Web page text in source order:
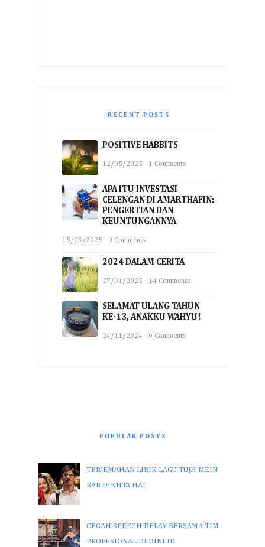
RECENT POSTS
POSITIVE HABBITS
12/05/2025 - 1 Comments
APA ITU INVESTASI
CELENGAN DI AMARTHAFIN:
PENGERTIAN DAN
KEUNTUNGANNYA
15/03/2025 - 0 Comments
2024 DALAM CERITA
27/01/2025 - 14 Comments
SELAMAT ULANG TAHUN
KE-13, ANAKKU WAHYU!
24/11/2024 - 0 Comments
POPULAR POSTS
TERJEMAHAN LIRIK LAGU TUJH MEIN
RAB DIKHTA HAI
CEGAH SPEECH DELAY BERSAMA TIM
PROFESIONAL DI DINI.ID